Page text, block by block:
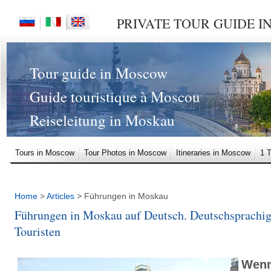
PRIVATE TOUR GUIDE
Tour guide in Moscow
Guide touristique à Moscou
Reiseleitung in Moskau
Tours in Moscow Tour Photos in Moscow Itineraries in Moscow 1
3 The State Kremlin Palace. Tour of the Kremlin in Moscow with an
5 Tsar Cannon and The Tsar Bell in Moscow Kremlin
6 Cathedral Square. Dormition Cathedral. Cathedral of the Archangel.
Home >Articles > Führungen in Moskau
Führungen in Moskau auf Deutsch.
Touristen